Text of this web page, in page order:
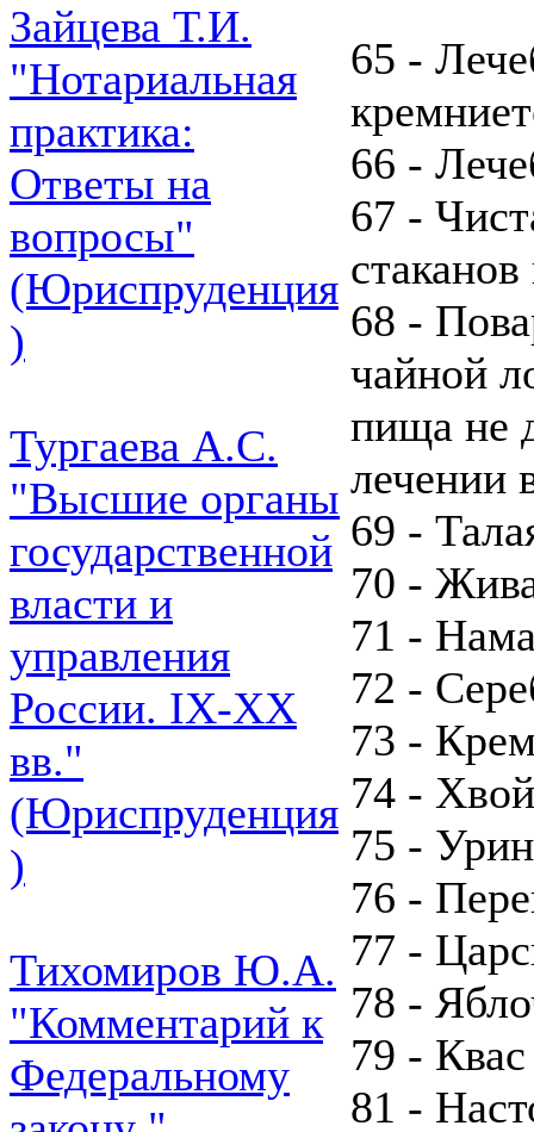
Зайцева Т.И.
"Нотариальная
практика:
Ответы на
вопросы"
(Юриспруденция
)
Тургаева А.С.
"Высшие органы
государственной
власти и
управления
России. IХ-ХХ
вв."
(Юриспруденция
)
Тихомиров Ю.А.
"Комментарий к
Федеральному
65 -
66 -
67 -
68 -
чайной
пища не
лечении
69 -
70 -
71 -
72 -
73 -
74 -
75 -
76 -
77 -
78 -
79 - Квас
81 -